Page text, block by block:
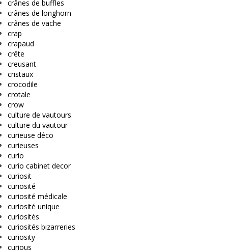
crânes de buffles
crânes de longhorn
crânes de vache
crap
crapaud
crête
creusant
cristaux
crocodile
crotale
crow
culture de vautours
culture du vautour
curieuse déco
curieuses
curio
curio cabinet decor
curiosit
curiosité
curiosité médicale
curiosité unique
curiosités
curiosités bizarreries
curiosity
curious